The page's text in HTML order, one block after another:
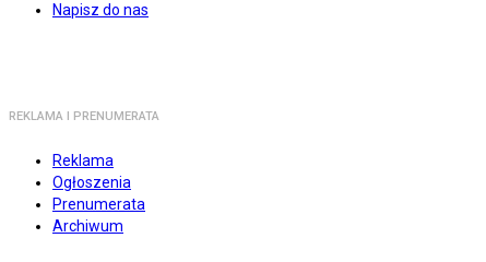
Napisz do nas
REKLAMA I PRENUMERATA
Reklama
Ogłoszenia
Prenumerata
Archiwum